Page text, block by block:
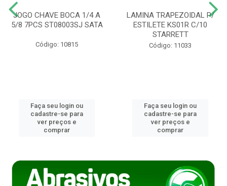
JOGO CHAVE BOCA 1/4 A
5/8 7PCS ST08003SJ SATA
Código: 10815
Faça seu login ou
cadastre-se para
ver preços e
comprar
LAMINA TRAPEZOIDAL P/
ESTILETE KS01R C/10
STARRETT
Código: 11033
Faça seu login ou
cadastre-se para
ver preços e
comprar